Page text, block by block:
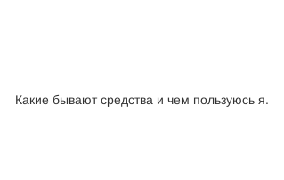
Какие бывают средства и чем пользуюсь я.